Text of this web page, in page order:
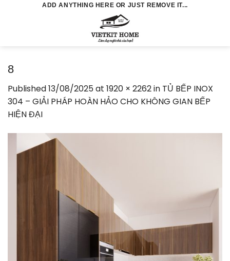
ADD ANYTHING HERE OR JUST REMOVE IT...
8
Published13/08/2025at 1920 × 2262in TỦ BẾP INOX
304 – GIẢI PHÁP HOÀN HẢO CHO KHÔNG GIAN BẾP
HIỆN ĐẠI